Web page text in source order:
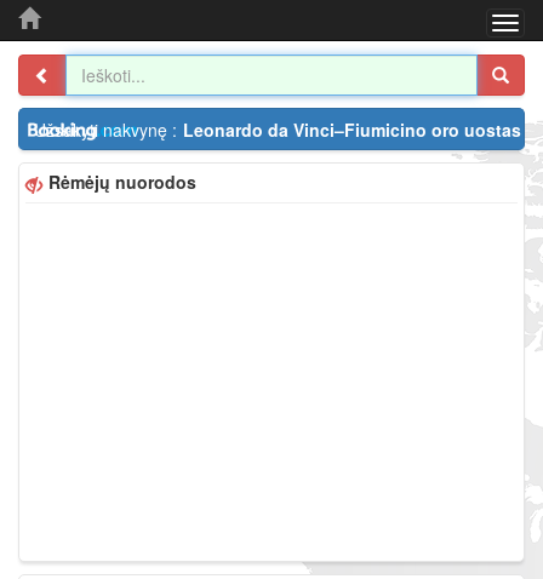
Užsakyti nakvynę : Leonardo da Vinci–Fiumicino oro uostas
Rėmėjų nuorodos